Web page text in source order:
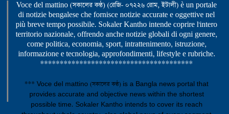
Voce del mattino (সকালের কণ্ঠ) (রেজি- ০৭২২৬ রোম, ইটালী) è un portale
di notizie bengalese che fornisce notizie accurate e oggettive nel
più breve tempo possibile. Sokaler Kantho intende coprire l'intero
territorio nazionale, offrendo anche notizie globali di ogni genere,
come politica, economia, sport, intrattenimento, istruzione,
informazione e tecnologia, approfondimenti, lifestyle e rubriche.
***************************************
*** Voce del mattino (সকালের কণ্ঠ) is a Bangla news portal that
provides accurate and objective news within the shortest
possible time. Sokaler Kantho intends to cover its reach